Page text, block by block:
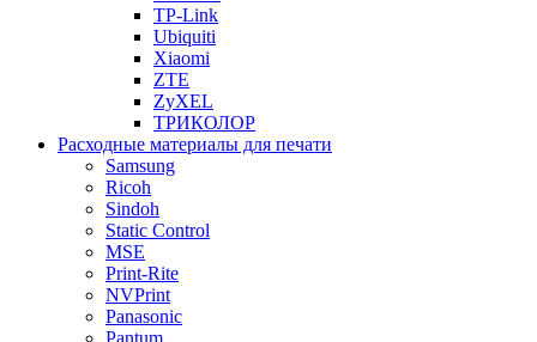
TP-Link
Ubiquiti
Xiaomi
ZTE
ZyXEL
ТРИКОЛОР
Расходные материалы для печати
Samsung
Ricoh
Sindoh
Static Control
MSE
Print-Rite
NVPrint
Panasonic